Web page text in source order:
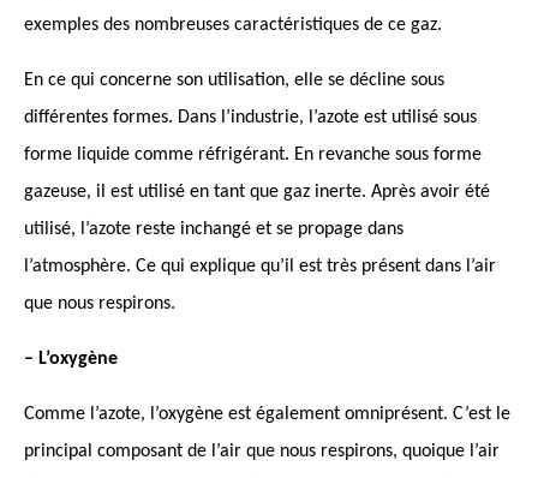
exemples des nombreuses caractéristiques de ce gaz.
En ce qui concerne son utilisation, elle se décline sous
différentes formes. Dans l’industrie, l’azote est utilisé sous
forme liquide comme réfrigérant. En revanche sous forme
gazeuse, il est utilisé en tant que gaz inerte. Après avoir été
utilisé, l’azote reste inchangé et se propage dans
l’atmosphère. Ce qui explique qu’il est très présent dans l’air
que nous respirons.
– L’oxygène
Comme l’azote, l’oxygène est également omniprésent. C’est le
principal composant de l’air que nous respirons, quoique l’air